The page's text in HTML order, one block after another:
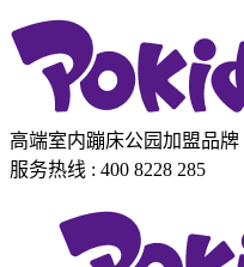
高端室内蹦床公园加盟品牌
服务热线 : 400 8228 285